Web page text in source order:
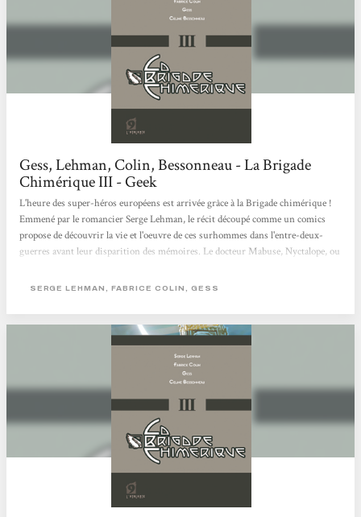
Gess, Lehman, Colin, Bessonneau - La Brigade
Chimérique III - Geek
L'heure des super-héros européens est arrivée grâce à la Brigade chimérique !
Emmené par le romancier Serge Lehman, le récit découpé comme un comics
propose de découvrir la vie et l'oeuvre de ces surhommes dans l'entre-deux-
guerres avant leur disparition des mémoires. Le docteur Mabuse, Nyctalope, ou
en scène par un Gess au trait "mignolesque", l'aventure est une immanquable
SERGE LEHMAN, FABRICE COLIN, GESS